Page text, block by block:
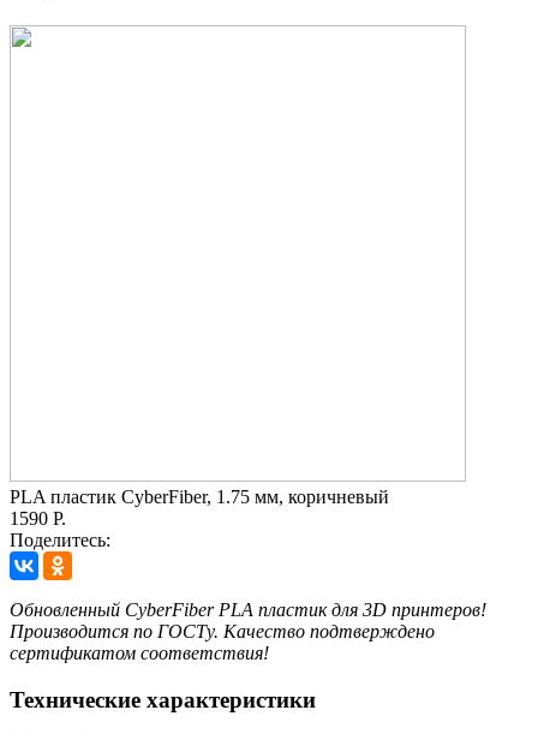
PLA пластик CyberFiber, 1.75 мм, коричневый
1590 Р.
Поделитесь:
Обновленный CyberFiber PLA пластик для 3D принтеров!
Производится по ГОСТу. Качество подтверждено
сертификатом соответствия!
Технические характеристики